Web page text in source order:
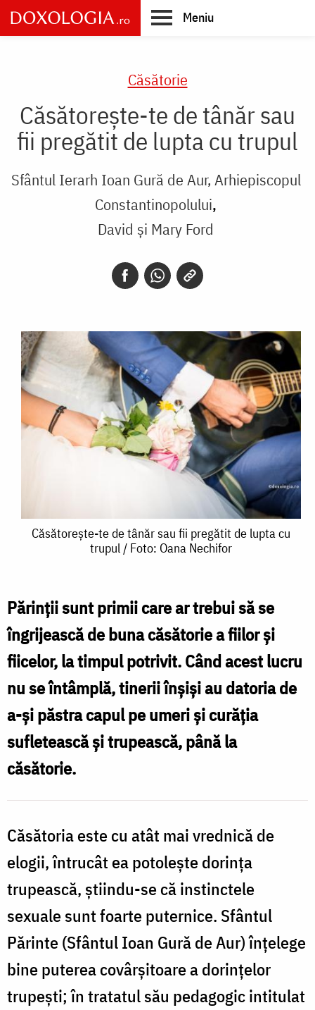
Skip
to
main
Meniu
Căsătorie
Căsătorește-te de tânăr sau
fii pregătit de lupta cu trupul
Sfântul Ierarh Ioan Gură de Aur, Arhiepiscopul
Constantinopolului
David şi Mary Ford
Căsătorește-
tânăr
sau
fii
pregătit
de
lupta
cu
trupul
/
Foto:
Oana
Nechifor
Căsătorește-te de tânăr sau fii pregătit de lupta cu
trupul / Foto: Oana Nechifor
Părinții sunt primii care ar trebui să se
îngrijească de buna căsătorie a fiilor și
fiicelor, la timpul potrivit. Când acest lucru
nu se întâmplă, tinerii înșiși au datoria de
a-și păstra capul pe umeri și curăția
sufletească și trupească, până la
căsătorie.
Căsătoria este cu atât mai vrednică de
elogii, întrucât ea potoleşte dorinţa
trupească, ştiindu-se că instinctele
sexuale sunt foarte puternice. Sfântul
Părinte (Sfântul Ioan Gură de Aur) înţelege
bine puterea covârşitoare a dorinţelor
trupeşti; în tratatul său pedagogic intitulat